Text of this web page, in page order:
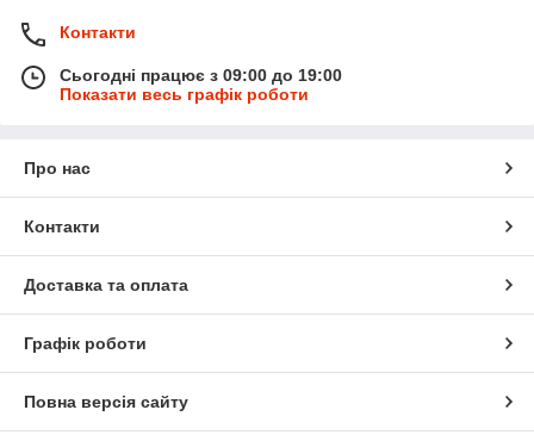
Контакти
Сьогодні працює з 09:00 до 19:00
Показати весь графік роботи
Про нас
Контакти
Доставка та оплата
Графік роботи
Повна версія сайту